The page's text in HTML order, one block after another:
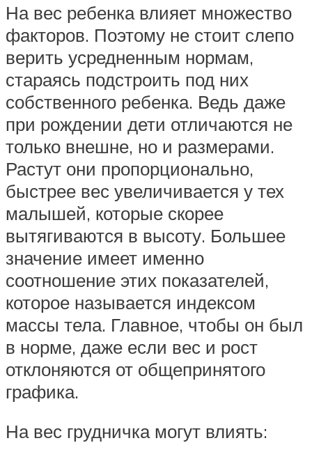
На вес ребенка влияет множество
факторов. Поэтому не стоит слепо
верить усредненным нормам,
стараясь подстроить под них
собственного ребенка. Ведь даже
при рождении дети отличаются не
только внешне, но и размерами.
Растут они пропорционально,
быстрее вес увеличивается у тех
малышей, которые скорее
вытягиваются в высоту. Большее
значение имеет именно
соотношение этих показателей,
которое называется индексом
массы тела. Главное, чтобы он был
в норме, даже если вес и рост
отклоняются от общепринятого
графика.
На вес грудничка могут влиять: